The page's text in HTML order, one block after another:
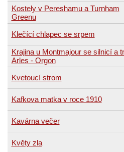
Kostely v Pereshamu a Turnham
Greenu
Klečící chlapec se srpem
Krajina u Montmajour se silnicí a
Arles - Orgon
Kvetoucí strom
Kafkova matka v roce 1910
Kavárna večer
Květy zla